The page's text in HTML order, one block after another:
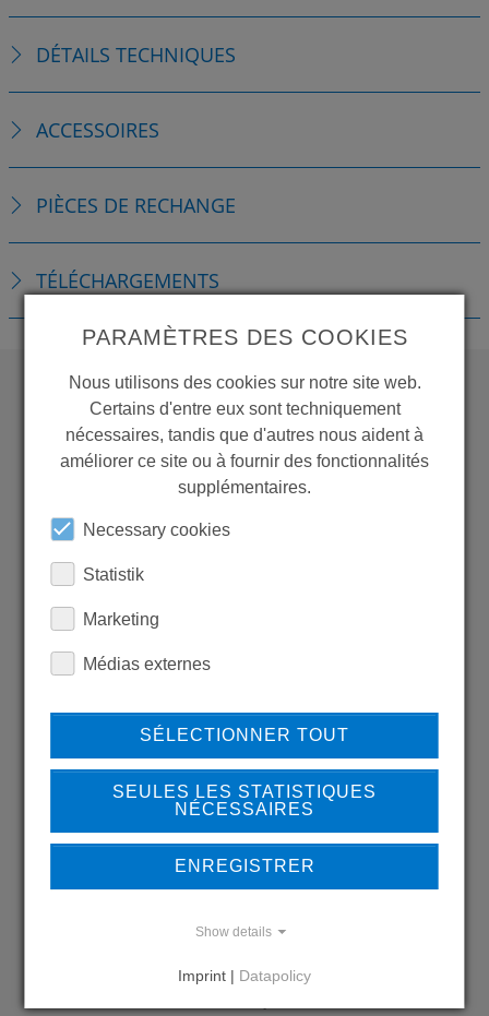
DÉTAILS TECHNIQUES
ACCESSOIRES
PIÈCES DE RECHANGE
TÉLÉCHARGEMENTS
WANT TO SEE
MORE PRODUCTS?
LEARN MORE ABOUT
OUR REFERENCES
REFERENCES
PARAMÈTRES DES COOKIES
Nous utilisons des cookies sur notre site web.
Certains d'entre eux sont techniquement
nécessaires, tandis que d'autres nous aident à
améliorer ce site ou à fournir des fonctionnalités
supplémentaires.
Necessary cookies
Statistik
Marketing
Médias externes
SÉLECTIONNER TOUT
SEULES LES STATISTIQUES
NÉCESSAIRES
ENREGISTRER
Show details
Imprint | Datapolicy